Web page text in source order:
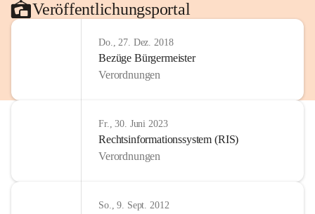
Veröffentlichungsportal
Do., 27. Dez. 2018
Bezüge Bürgermeister
Verordnungen
Fr., 30. Juni 2023
Rechtsinformationssystem (RIS)
Verordnungen
So., 9. Sept. 2012